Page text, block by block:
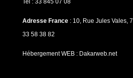
Tel : 33 845 07 08
Adresse France: 10, Rue Jules Vales,
33 58 38 82
Hébergement WEB : Dakarweb.net